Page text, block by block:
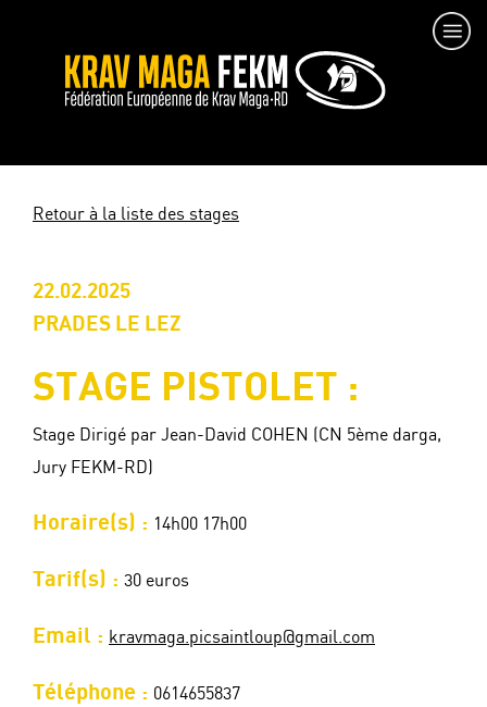
Retour à la liste des stages
22.02.2025
PRADES LE LEZ
STAGE PISTOLET :
Stage Dirigé par Jean-David COHEN (CN 5ème darga,
Jury FEKM-RD)
Horaire(s) : 14h00 17h00
Tarif(s) : 30 euros
Email : kravmaga.picsaintloup@gmail.com
Téléphone : 0614655837